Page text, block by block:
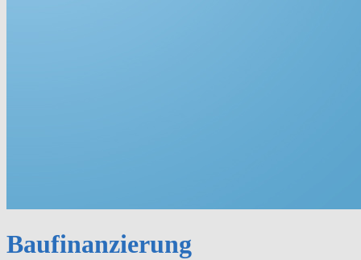
Baufinanzierung